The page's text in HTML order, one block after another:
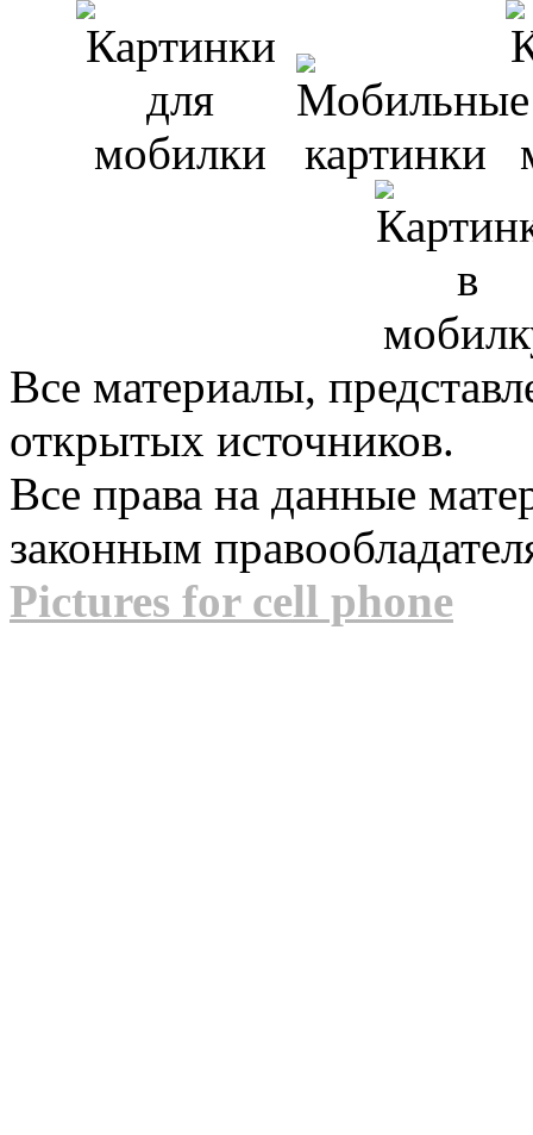
Все материалы,
открытых источников.
Все права на данные
законным
Pictures for cell phone